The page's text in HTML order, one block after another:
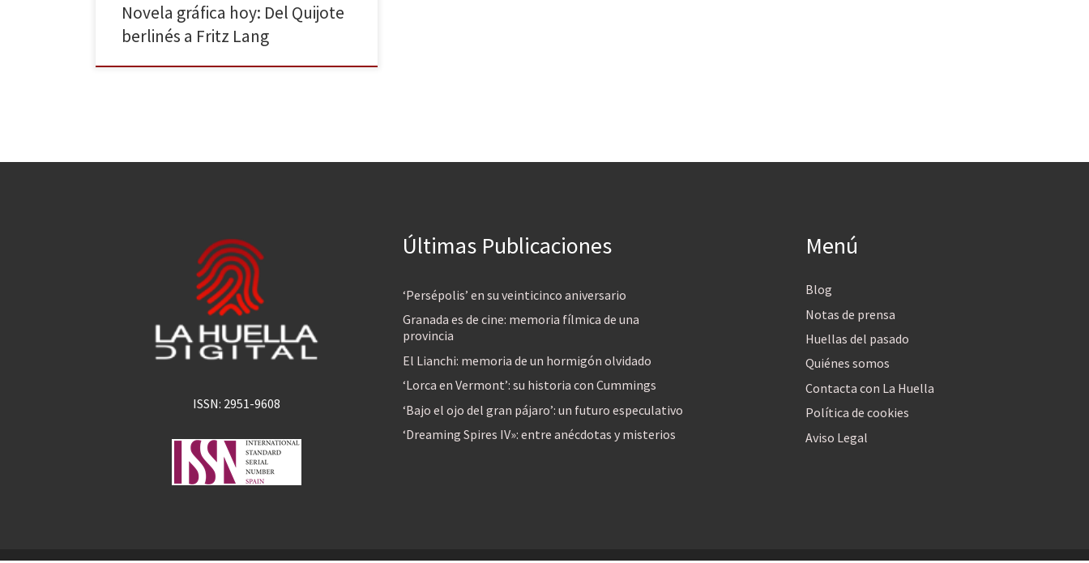
Novela gráfica hoy: Del Quijote
berlinés a Fritz Lang
ISSN: 2951-9608
Últimas Publicaciones
‘Persépolis’ en su veinticinco aniversario
Granada es de cine: memoria fílmica de una
provincia
El Lianchi: memoria de un hormigón olvidado
‘Lorca en Vermont’: su historia con Cummings
‘Bajo el ojo del gran pájaro’: un futuro especulativo
‘Dreaming Spires IV»: entre anécdotas y misterios
Menú
Blog
Notas de prensa
Huellas del pasado
Quiénes somos
Contacta con La Huella
Política de cookies
Aviso Legal